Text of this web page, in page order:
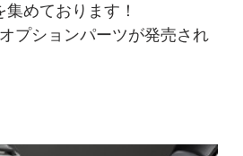
めております！
プションパーツが発売され